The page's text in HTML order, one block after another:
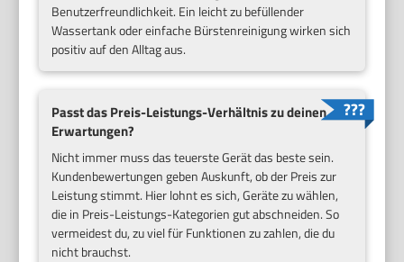
Benutzerfreundlichkeit. Ein leicht zu befüllender
Wassertank oder einfache Bürstenreinigung wirken sich
positiv auf den Alltag aus.
Passt das Preis-Leistungs-Verhältnis zu deinen
Erwartungen?
Nicht immer muss das teuerste Gerät das beste sein.
Kundenbewertungen geben Auskunft, ob der Preis zur
Leistung stimmt. Hier lohnt es sich, Geräte zu wählen,
die in Preis-Leistungs-Kategorien gut abschneiden. So
vermeidest du, zu viel für Funktionen zu zahlen, die du
nicht brauchst.